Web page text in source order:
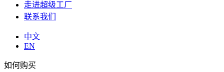
走进超级工厂
联系我们
中文
EN
如何购买